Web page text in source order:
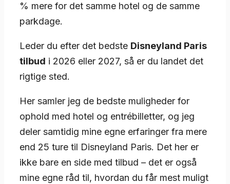
% mere for det samme hotel og de samme
parkdage.
Leder du efter det bedste Disneyland Paris
tilbud i 2026 eller 2027, så er du landet det
rigtige sted.
Her samler jeg de bedste muligheder for
ophold med hotel og entrébilletter, og jeg
deler samtidig mine egne erfaringer fra mere
end 25 ture til Disneyland Paris. Det her er
ikke bare en side med tilbud – det er også
mine egne råd til, hvordan du får mest muligt